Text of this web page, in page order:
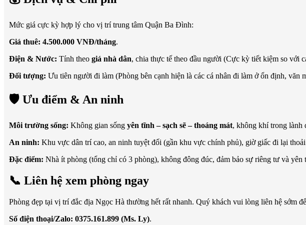
Mức giá cực kỳ hợp lý cho vị trí trung tâm Quận Ba Đình:
Giá thuê: 4.500.000 VNĐ/tháng.
Điện & Nước: Tính theo giá nhà dân, chia thực tế theo đầu người (Cực kỳ tiết kiệm so với
Đối tượng: Ưu tiên người đi làm (Phòng bên cạnh hiện là các cá nhân đi làm ở ổn định, văn
🛡️ Ưu điểm & An ninh
Môi trường sống: Không gian sống yên tĩnh – sạch sẽ – thoáng mát, không khí trong lành
An ninh: Khu vực dân trí cao, an ninh tuyệt đối (gần khu vực chính phủ), giờ giấc đi lại
Đặc điểm: Nhà ít phòng (tổng chỉ có 3 phòng), không đông đúc, đảm bảo sự riêng tư và yên
📞 Liên hệ xem phòng ngay
Phòng đẹp tại vị trí đắc địa Ngọc Hà thường hết rất nhanh. Quý khách vui lòng liên hệ sớm
Số điện thoại/Zalo: 0375.161.899 (Ms. Ly).